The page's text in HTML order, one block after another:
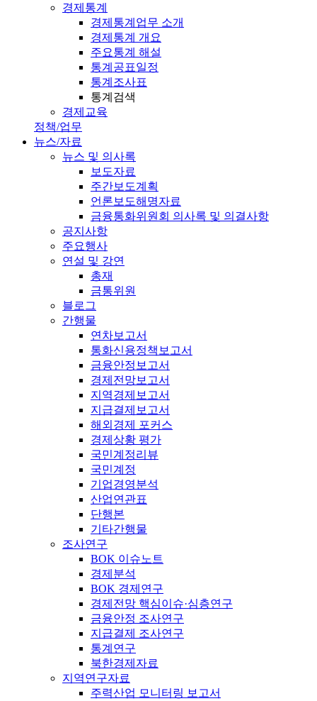
경제통계
경제통계업무 소개
경제통계 개요
주요통계 해설
통계공표일정
통계조사표
통계검색
경제교육
정책/업무
뉴스/자료
뉴스 및 의사록
보도자료
주간보도계획
언론보도해명자료
금융통화위원회 의사록 및 의결사항
공지사항
주요행사
연설 및 강연
총재
금통위원
블로그
간행물
연차보고서
통화신용정책보고서
금융안정보고서
경제전망보고서
지역경제보고서
지급결제보고서
해외경제 포커스
경제상황 평가
국민계정리뷰
국민계정
기업경영분석
산업연관표
단행본
기타간행물
조사연구
BOK 이슈노트
경제분석
BOK 경제연구
경제전망 핵심이슈·심층연구
금융안정 조사연구
지급결제 조사연구
통계연구
북한경제자료
지역연구자료
주력산업 모니터링 보고서